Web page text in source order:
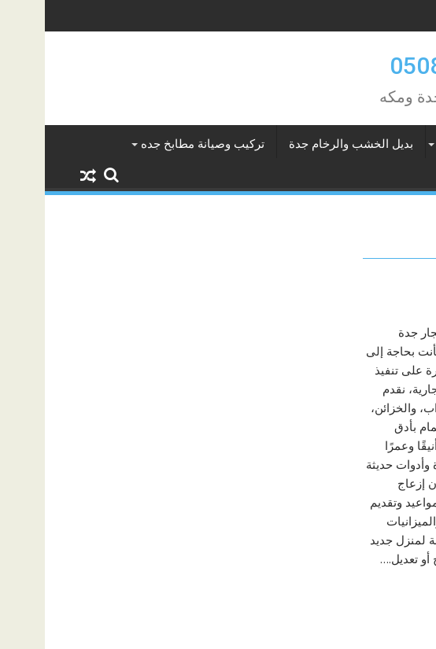
ومكه
بديل الخشب والرخام جدة تركيب وصيانة مطابخ جده
جدة
بحاجة إلى
على تنفيذ
نقدم
والخزائن،
بأدق
وعمرًا
حديثة
إزعاج
وتقديم
لمنزل جديد
أو تعديل.…